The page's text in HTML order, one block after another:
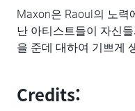
Maxon은 Raoul의 노력
난 아티스트들이 자신
을 준데 대하여 기쁘게
Credits: